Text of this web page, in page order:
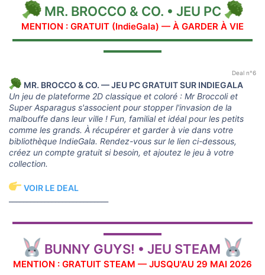
MR. BROCCO & CO. • JEU PC
MENTION : GRATUIT (IndieGala) — À GARDER À VIE
▬▬▬▬▬▬▬▬▬▬▬▬▬▬▬▬▬▬▬▬▬▬▬▬▬▬▬▬▬
▬▬▬▬▬▬▬
Deal n°6
MR. BROCCO & CO. — JEU PC GRATUIT SUR INDIEGALA
Un jeu de plateforme 2D classique et coloré : Mr Broccoli et
Super Asparagus s'associent pour stopper l'invasion de la
malbouffe dans leur ville ! Fun, familial et idéal pour les petits
comme les grands. À récupérer et garder à vie dans votre
bibliothèque IndieGala. Rendez-vous sur le lien ci-dessous,
créez un compte gratuit si besoin, et ajoutez le jeu à votre
collection.
VOIR LE DEAL
▬▬▬▬▬▬▬▬▬▬▬▬▬▬▬▬▬▬▬▬▬▬▬▬▬▬▬▬▬
▬▬▬▬▬▬▬
BUNNY GUYS! • JEU STEAM
MENTION : GRATUIT STEAM — JUSQU'AU 29 MAI 2026